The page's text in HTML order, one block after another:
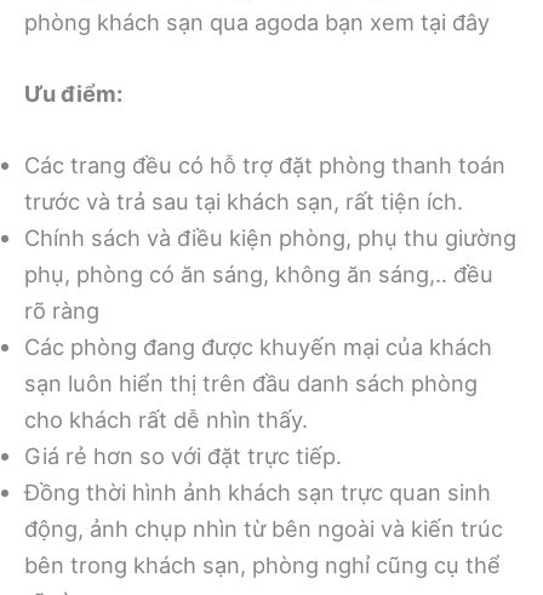
phòng khách sạn qua agoda bạn xem tại đây
Ưu điểm:
Các trang đều có hỗ trợ đặt phòng thanh toán
trước và trả sau tại khách sạn, rất tiện ích.
Chính sách và điều kiện phòng, phụ thu giường
phụ, phòng có ăn sáng, không ăn sáng,.. đều
rõ ràng
Các phòng đang được khuyến mại của khách
sạn luôn hiển thị trên đầu danh sách phòng
cho khách rất dễ nhìn thấy.
Giá rẻ hơn so với đặt trực tiếp.
Đồng thời hình ảnh khách sạn trực quan sinh
động, ảnh chụp nhìn từ bên ngoài và kiến trúc
bên trong khách sạn, phòng nghỉ cũng cụ thể